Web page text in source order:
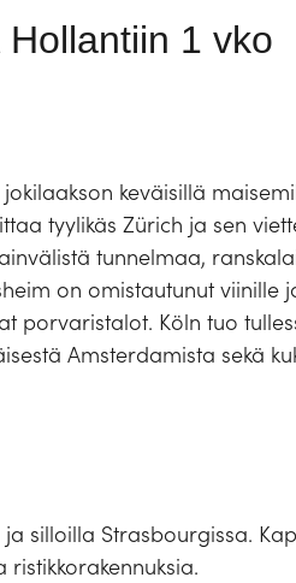
1 vko
keväisillä
tyylikäs Zürich ja sen
tunnelmaa,
on omistautunut viinille
porvaristalot. Köln tuo
Amsterdamista sekä
silloilla Strasbourgissa.